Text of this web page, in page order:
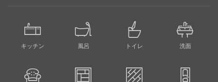
キッチン 風呂 トイレ 洗面